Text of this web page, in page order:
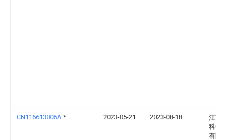
CN116613006A * 2023-05-21 2023-08-18
江苏
科技
有限